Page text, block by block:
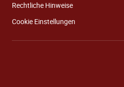
Rechtliche Hinweise
Cookie Einstellungen